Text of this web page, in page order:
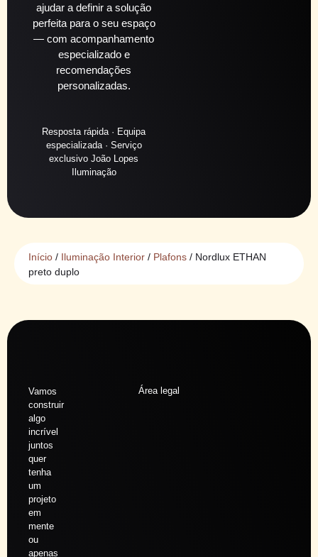
ajudar a definir a solução
perfeita para o seu espaço
— com acompanhamento
especializado e
recomendações
personalizadas.
Resposta rápida · Equipa
especializada · Serviço
exclusivo João Lopes
Iluminação
Início / Iluminação Interior / Plafons / Nordlux ETHAN
preto duplo
Vamos
construir
algo
incrível
juntos
quer
tenha
um
projeto
em
mente
ou
apenas
Área legal